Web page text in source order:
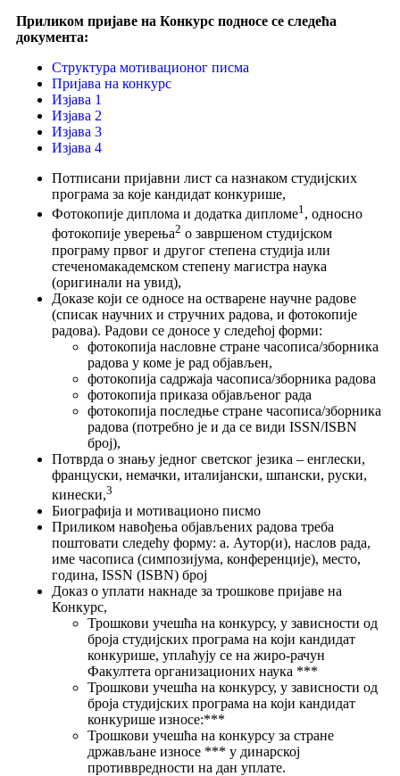
Приликом пријаве на Конкурс подносе се следећа
документа:
Структура мотивационог писма
Пријава на конкурс
Изјавa 1
Изјавa 2
Изјавa 3
Изјава 4
Потписани пријавни лист са назнаком студијских
програма за које кандидат конкурише,
Фотокопије диплома и додатка дипломе1, односно
фотокопије уверења2 о завршеном студијском
програму првог и другог степена студија или
стеченомакадемском степену магистра наука
(оригинали на увид),
Доказе који се односе на остварене научне радове
(списак научних и стручних радова, и фотокопије
радова). Радови се доносе у следећој форми:
фотокопија насловне стране часописа/зборника
радова у коме је рад објављен,
фотокопија садржаја часописа/зборника радова
фотокопија приказа објављеног рада
фотокопија последње стране часописа/зборника
радова (потребно је и да се види ISSN/ISBN
број),
Потврда о знању једног светског језика – енглески,
француски, немачки, италијански, шпански, руски,
кинески,3
Биографија и мотивационо писмо
Приликом навођења објављених радова треба
поштовати следећу форму: а. Аутор(и), наслов рада,
име часописа (симпозијума, конференције), место,
година, ISSN (ISBN) број
Доказ о уплати накнаде за трошкове пријаве на
Конкурс,
Трошкови учешћа на конкурсу, у зависности од
броја студијских програма на који кандидат
конкурише, уплаћују се на жиро-рачун
Факултета организационих наука ***
Трошкови учешћа на конкурсу, у зависности од
броја студијских програма на који кандидат
конкурише износе:***
Трошкови учешћа на конкурсу за стране
држављане износе *** у динарској
противвредности на дан уплате.